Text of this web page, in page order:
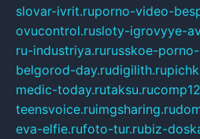
slovar-ivrit.ruporno-video-
ovucontrol.rusloty-igrovyye-
ru-industriya.rurusskoe-
belgorod-day.rudigilith.ru
medic-today.rutaksu.ru
teensvoice.ruimgsharing.ru
eva-elfie.rufoto-tur.rubiz-